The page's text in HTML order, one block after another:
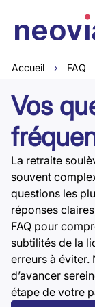
Accueil › FAQ
Vos
La retraite
souvent
questions les
réponses
FAQ pour
subtilités de la
erreurs à éviter.
d’avancer
étape de votre